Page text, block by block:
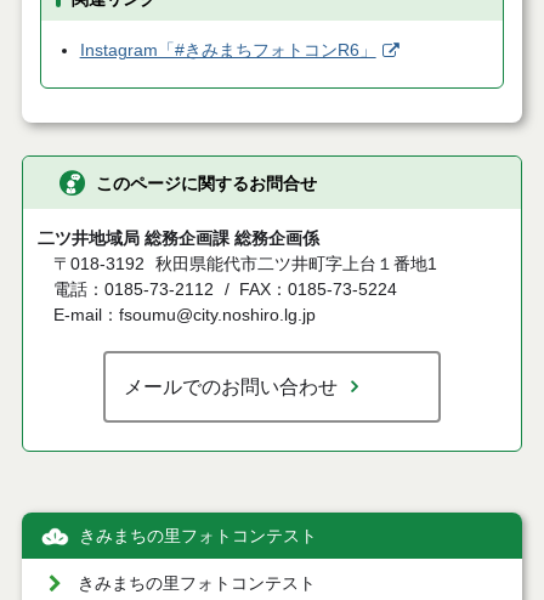
Instagram「#きみまちフォトコンR6」
このページに関するお問合せ
二ツ井地域局 総務企画課 総務企画係
〒018-3192
秋田県能代市二ツ井町字上台１番地1
電話：0185-73-2112
FAX：0185-73-5224
E-mail：fsoumu@city.noshiro.lg.jp
メールでのお問い合わせ
きみまちの里フォトコンテスト
きみまちの里フォトコンテスト